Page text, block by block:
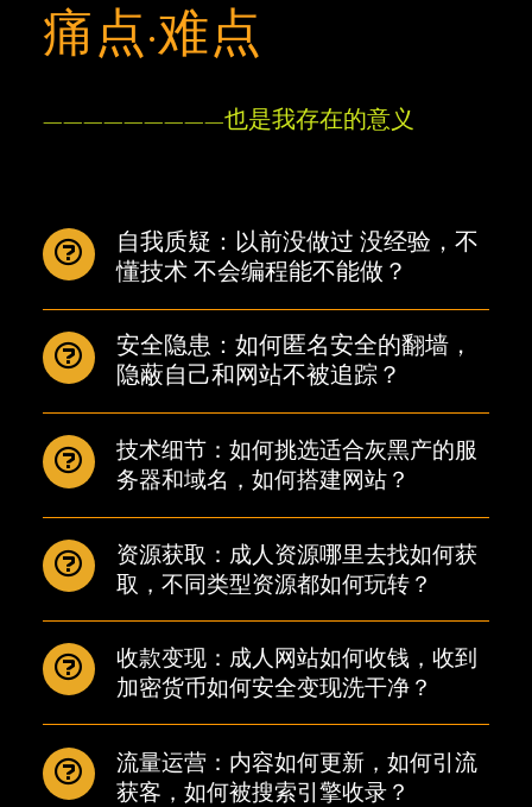
痛点·难点
—————————也是我存在的意义
自我质疑：以前没做过 没经验，不
懂技术 不会编程能不能做？
安全隐患：如何匿名安全的翻墙，
隐蔽自己和网站不被追踪？
技术细节：如何挑选适合灰黑产的服
务器和域名，如何搭建网站？
资源获取：成人资源哪里去找如何获
取，不同类型资源都如何玩转？
收款变现：成人网站如何收钱，收到
加密货币如何安全变现洗干净？
流量运营：内容如何更新，如何引流
获客，如何被搜索引擎收录？